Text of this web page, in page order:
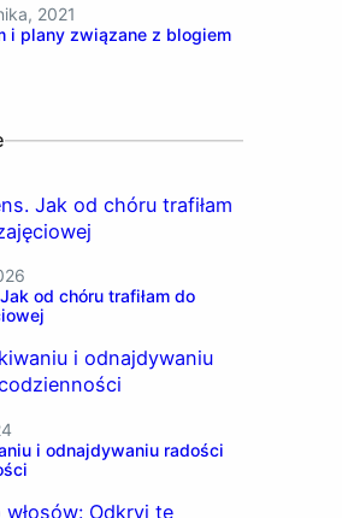
2021
i plany związane z blogiem
od chóru trafiłam do
i odnajdywaniu radości